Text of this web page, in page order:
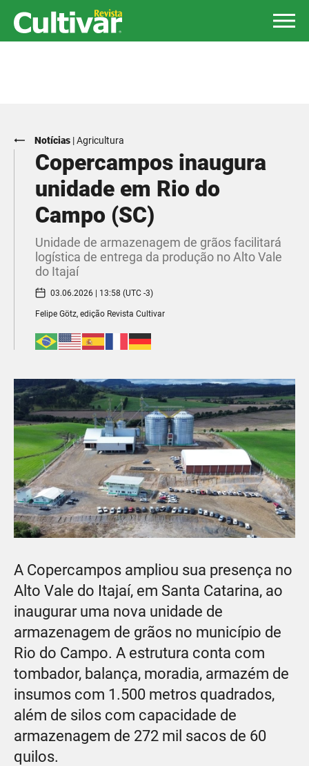
Notícias |Agricultura
Copercampos inaugura
unidade em Rio do
Campo (SC)
Unidade de armazenagem de grãos facilitará
logística de entrega da produção no Alto Vale
do Itajaí
03.06.2026 | 13:58 (UTC -3)
Felipe Götz, edição Revista Cultivar
A Copercampos ampliou sua presença no
Alto Vale do Itajaí, em Santa Catarina, ao
inaugurar uma nova unidade de
armazenagem de grãos no município de
Rio do Campo. A estrutura conta com
tombador, balança, moradia, armazém de
insumos com 1.500 metros quadrados,
além de silos com capacidade de
armazenagem de 272 mil sacos de 60
quilos.